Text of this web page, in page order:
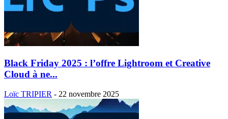
Black Friday 2025 : l’offre Lightroom et Creative
Cloud à ne...
Loïc TRIPIER - 22 novembre 2025